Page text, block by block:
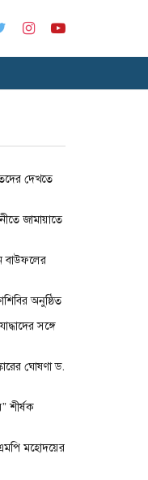
দেখতে
জামায়াতে
বাউফলের
অনুষ্ঠিত
সঙ্গে
ঘোষণা ড.
শীর্ষক
মহোদয়ের